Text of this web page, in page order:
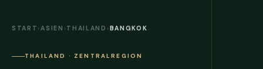
START ›ASIEN ›THAILAND ›BANGKOK
THAILAND · ZENTRALREGION